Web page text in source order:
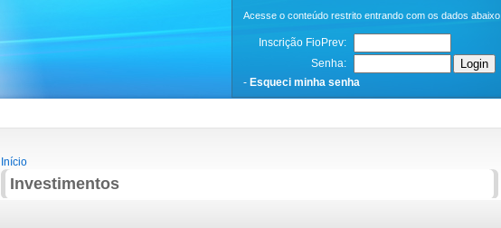
Acesse o conteúdo restrito entrando com os dados abaixo.
Inscrição FioPrev:
Senha:
- Esqueci minha senha
Início
Investimentos